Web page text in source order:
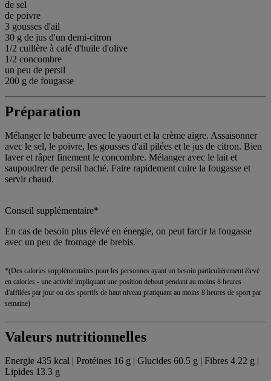
de sel
de poivre
3 gousses d'ail
30 g de jus d'un demi-citron
1/2 cuillère à café d'huile d'olive
1/2 concombre
un peu de persil
200 g de fougasse
Préparation
Mélanger le babeurre avec le yaourt et la crème aigre. Assaisonner
avec le sel, le poivre, les gousses d'ail pilées et le jus de citron. Bien
laver et râper finement le concombre. Mélanger avec le lait et
saupoudrer de persil haché. Faire rapidement cuire la fougasse et
servir chaud.
Conseil supplémentaire*
En cas de besoin plus élevé en énergie, on peut farcir la fougasse
avec un peu de fromage de brebis.
*(Des calories supplémentaires pour les personnes ayant un besoin particulièrement élevé
en calories - une activité impliquant une position debout pendant au moins 8 heures
d'affilées par jour ou des sportifs de haut niveau pratiquant au moins 8 heures de sport par
semaine)
Valeurs nutritionnelles
Energie 435 kcal | Protéines 16 g | Glucides 60.5 g | Fibres 4.22 g |
Lipides 13.3 g